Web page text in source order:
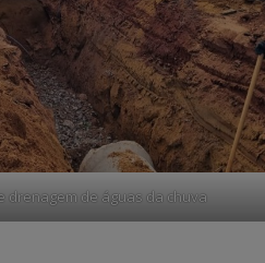
drenagem de águas da chuva